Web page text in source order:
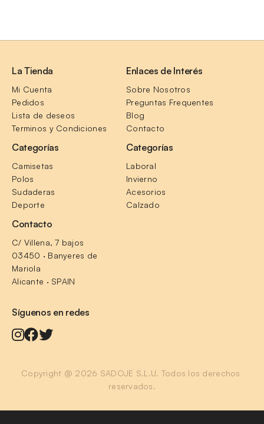
La Tienda
Mi Cuenta
Pedidos
Lista de deseos
Terminos y Condiciones
Enlaces de Interés
Sobre Nosotros
Preguntas Frequentes
Blog
Contacto
Categorías
Camisetas
Polos
Sudaderas
Deporte
Categorías
Laboral
Invierno
Acesorios
Calzado
Contacto
C/ Villena, 7 bajos
03450 · Banyeres de
Mariola
Alicante · SPAIN
Síguenos en redes
Copyright @ 2026 SADOJE S.L.U. Todos los derechos
reservados.